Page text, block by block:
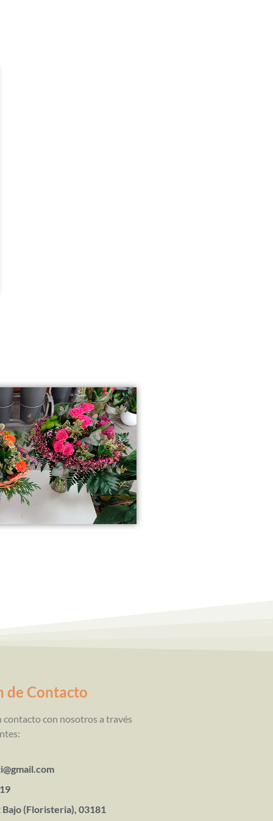
de Contacto
contacto con nosotros a través
Bajo (Floristeria), 03181